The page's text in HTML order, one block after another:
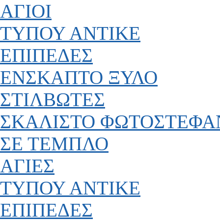
ΑΓΙΟΙ
ΤΥΠΟΥ ΑΝΤΙΚΕ
ΕΠΙΠΕΔΕΣ
ΕΝΣΚΑΠΤΟ ΞΥΛΟ
ΣΤΙΛΒΩΤΕΣ
ΣΚΑΛΙΣΤΟ
ΣΕ ΤΕΜΠΛΟ
ΑΓΙΕΣ
ΤΥΠΟΥ ΑΝΤΙΚΕ
ΕΠΙΠΕΔΕΣ